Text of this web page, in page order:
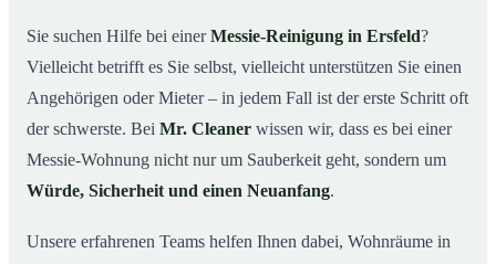
04Ablauf einer Messie-Reinigung
05Ihre Vorteile mit Mr. Cleaner in Ersfeld
06Messie-Hilfe in Ersfeld & Umgebung
Jetzt kostenlose Beratung zur Messie-Reinigung in
Sie suchen Hilfe bei einerMessie-Reinigung in Ersfeld?
Vielleicht betrifft es Sie selbst, vielleicht unterstützen Sie einen
Angehörigen oder Mieter – in jedem Fall ist der erste Schritt oft
der schwerste. Bei Mr. Cleaner wissen wir, dass es bei einer
Messie-Wohnung nicht nur um Sauberkeit geht, sondern um
Würde, Sicherheit und einen Neuanfang.
Unsere erfahrenen Teams helfen Ihnen dabei, Wohnräume in